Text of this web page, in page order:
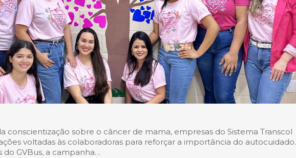
conscientização sobre o câncer de mama, empresas do Sistema Transcol
voltadas às colaboradoras para reforçar a importância do autocuidado.
do GVBus, a campanha…